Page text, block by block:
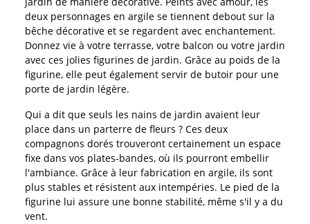
deux personnages en argile se tiennent debout sur la
bêche décorative et se regardent avec enchantement.
Donnez vie à votre terrasse, votre balcon ou votre jardin
avec ces jolies figurines de jardin. Grâce au poids de la
figurine, elle peut également servir de butoir pour une
porte de jardin légère.
Qui a dit que seuls les nains de jardin avaient leur
place dans un parterre de fleurs ? Ces deux
compagnons dorés trouveront certainement un espace
fixe dans vos plates-bandes, où ils pourront embellir
l'ambiance. Grâce à leur fabrication en argile, ils sont
plus stables et résistent aux intempéries. Le pied de la
figurine lui assure une bonne stabilité, même s'il y a du
vent.